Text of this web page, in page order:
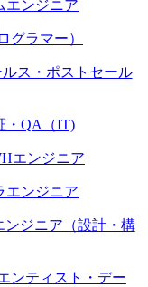
エンジニア
グラマー）
ス・ポストセール
・QA（IT)
エンジニア
エンジニア
ンジニア（設計・構
ンティスト・デー